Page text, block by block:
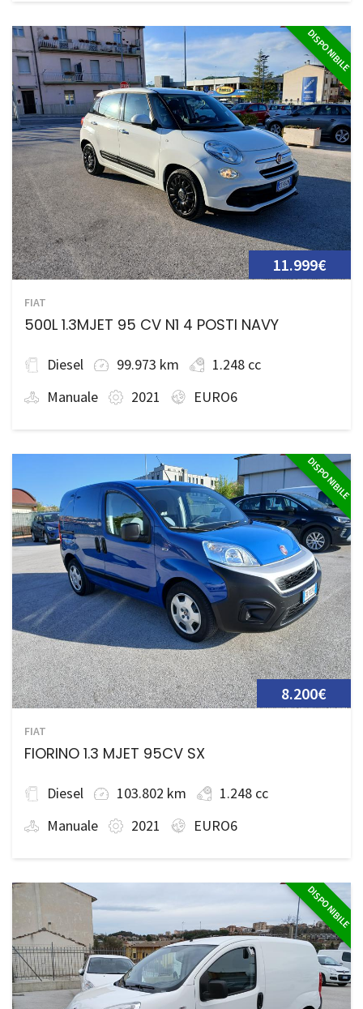
DISPONIBILE
11.999€
FIAT
500L 1.3MJET 95 CV N1 4 POSTI NAVY
Diesel 99.973 km
1.248 cc
Manuale
2021 EURO6
DISPONIBILE
8.200€
FIAT
FIORINO 1.3 MJET 95CV SX
Diesel 103.802 km
1.248 cc
Manuale
2021 EURO6
DISPONIBILE